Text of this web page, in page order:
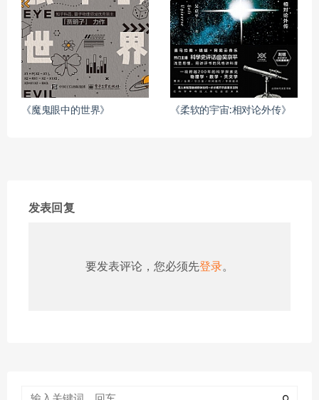
《魔鬼眼中的世界》 《柔软的宇宙:相对论外传》
发表回复
要发表评论，您必须先登录。